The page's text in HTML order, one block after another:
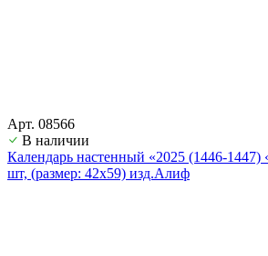
Арт. 08566
В наличии
Календарь настенный «2025 (1446-1447)
шт, (размер: 42х59) изд.Алиф